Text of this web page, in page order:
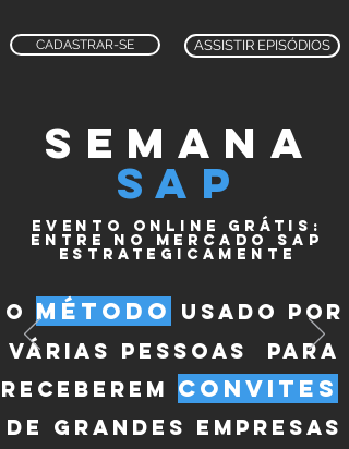
CADASTRAR-SE ASSISTIR EPISÓDIOS
semana
sap
evento online grátis:
entre no mercado sap
ESTRATEGICAMENTE
o MÉTODO
usadO por
VÁRIAS pessoas para
RECEBEREM CONVITES
DE GRANDES EMPRESAS